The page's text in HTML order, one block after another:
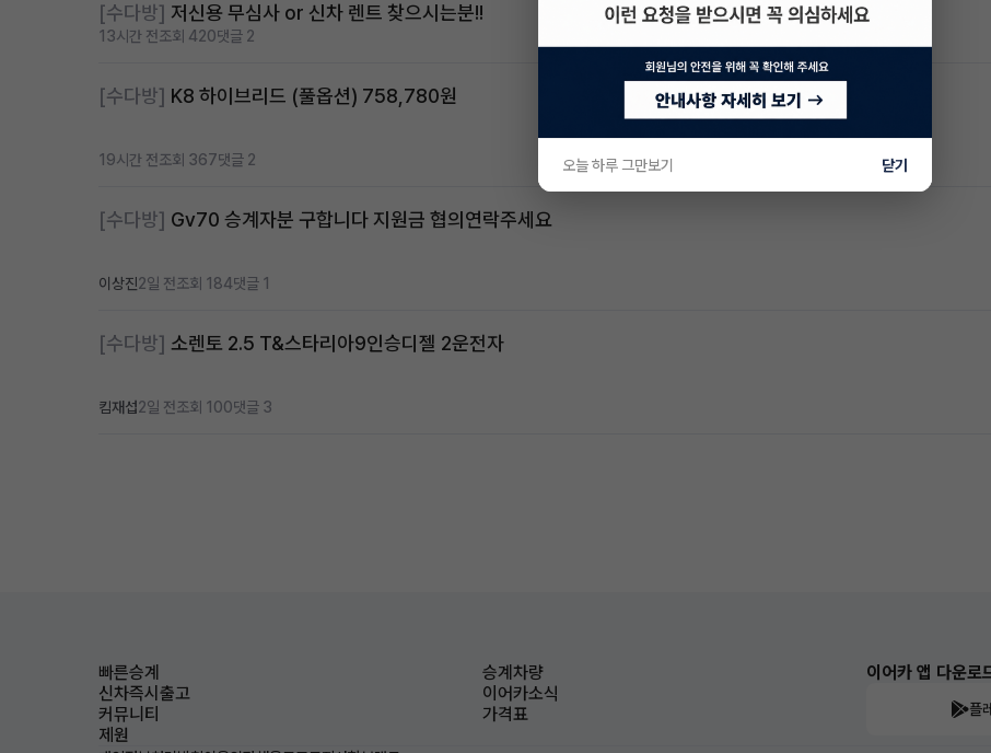
[수다방] 저신용 무심사 or 신차 렌트 찾으시는분!!
13시간 전조회 420댓글 2
[수다방] K8 하이브리드 (풀옵션) 758,780원
19시간 전조회 367댓글 2
[수다방] Gv70 승계자분 구합니다 지원금 협의연락주세요
이상진2일 전조회 184댓글 1
[수다방] 소렌토 2.5 T&스타리아9인승디젤 2운전자
킴재섭2일 전조회 100댓글 3
빠른승계
승계차량
신차즉시출고
이어카소식
커뮤니티
가격표
제원
이어카 앱 다운로
플
오늘 하루 그만보기 닫기